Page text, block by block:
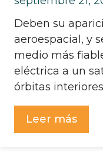
Deben su
aeroespacial, y
medio más
eléctrica a un
órbitas
Leer más